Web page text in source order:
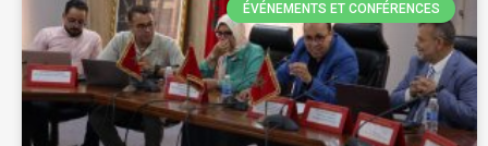
ÉVÉNEMENTS ET CONFÉRENCES